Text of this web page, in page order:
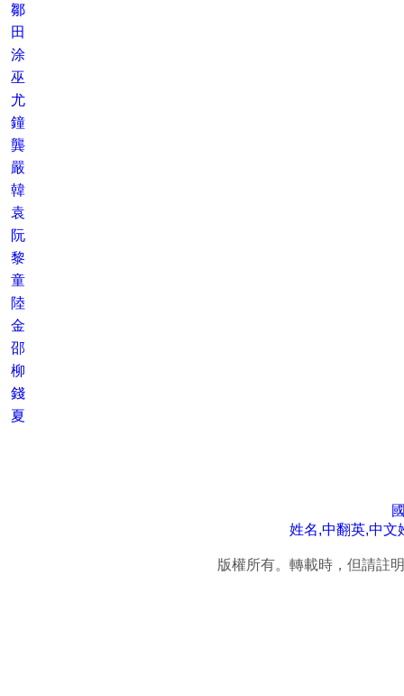
鄒
田
涂
巫
尤
鐘
龔
嚴
韓
袁
阮
黎
童
陸
金
邵
柳
錢
夏
姓名,中翻英,中文
版權所有。轉載時，但請註